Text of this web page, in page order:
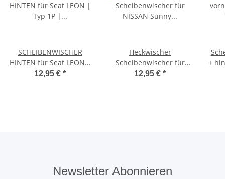
SCHEIBENWISCHER
HINTEN für Seat LEON |
Typ 1P | Baujahr 2005-
12,95 € *
Heckwischer
Scheibenwischer für
NISSAN Sunny
12,95 € *
+
Newsletter Abonnieren